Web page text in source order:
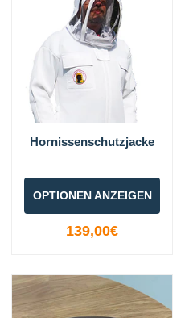
Hornissenschutzjacke
OPTIONEN ANZEIGEN
139,00€